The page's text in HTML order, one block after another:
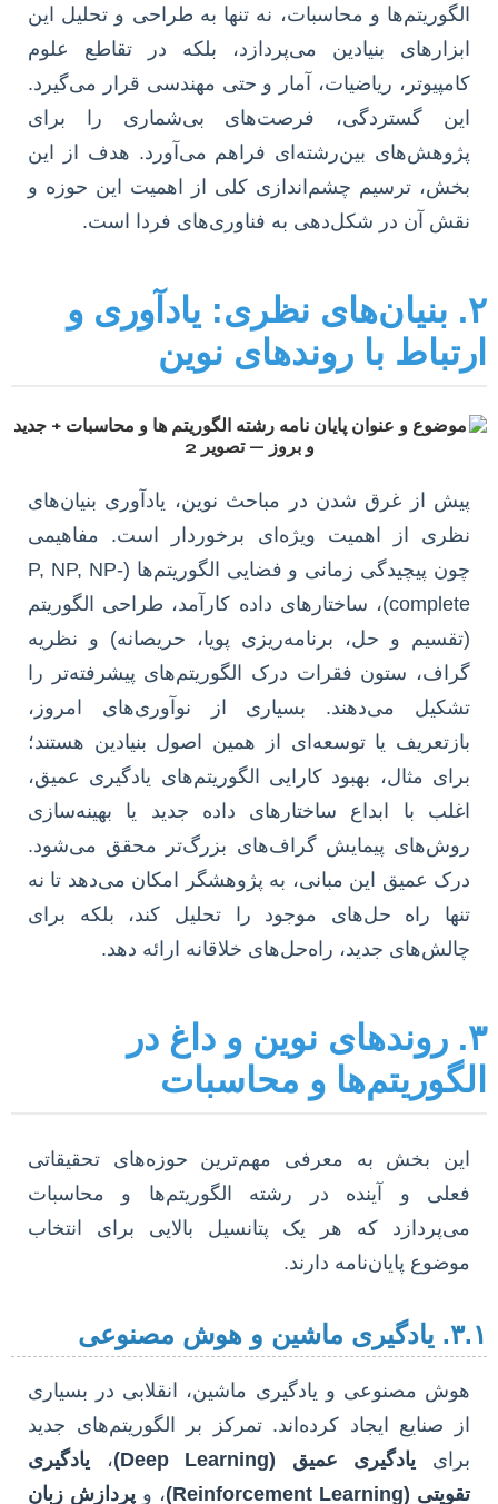
الگوریتم‌ها و محاسبات، نه تنها به طراحی و تحلیل این
ابزارهای بنیادین می‌پردازد، بلکه در تقاطع علوم
کامپیوتر، ریاضیات، آمار و حتی مهندسی قرار می‌گیرد.
این گستردگی، فرصت‌های بی‌شماری را برای
پژوهش‌های بین‌رشته‌ای فراهم می‌آورد. هدف از این
بخش، ترسیم چشم‌اندازی کلی از اهمیت این حوزه و
نقش آن در شکل‌دهی به فناوری‌های فردا است.
۲. بنیان‌های نظری: یادآوری و
با روندهای نوین
پیش از غرق شدن در مباحث نوین، یادآوری بنیان‌های
نظری از اهمیت ویژه‌ای برخوردار است. مفاهیمی
چون پیچیدگی زمانی و فضایی الگوریتم‌ها (P, NP, NP-
complete)، ساختارهای داده کارآمد، طراحی الگوریتم
(تقسیم و حل، برنامه‌ریزی پویا، حریصانه) و نظریه
گراف، ستون فقرات درک الگوریتم‌های پیشرفته‌تر را
تشکیل می‌دهند. بسیاری از نوآوری‌های امروز،
بازتعریف یا توسعه‌ای از همین اصول بنیادین هستند؛
برای مثال، بهبود کارایی الگوریتم‌های یادگیری عمیق،
اغلب با ابداع ساختارهای داده جدید یا بهینه‌سازی
روش‌های پیمایش گراف‌های بزرگ‌تر محقق می‌شود.
درک عمیق این مبانی، به پژوهشگر امکان می‌دهد تا نه
تنها راه حل‌های موجود را تحلیل کند، بلکه برای
چالش‌های جدید، راه‌حل‌های خلاقانه ارائه دهد.
۳. روندهای نوین و داغ در
و محاسبات
این بخش به معرفی مهم‌ترین حوزه‌های تحقیقاتی
فعلی و آینده در رشته الگوریتم‌ها و محاسبات
می‌پردازد که هر یک پتانسیل بالایی برای انتخاب
موضوع پایان‌نامه دارند.
و هوش مصنوعی
هوش مصنوعی و یادگیری ماشین، انقلابی در بسیاری
از صنایع ایجاد کرده‌اند. تمرکز بر الگوریتم‌های جدید
براییادگیری عمیق (Deep Learning) ،یادگیری
تقویتی (Reinforcement Learning)
، و پردازش زبان